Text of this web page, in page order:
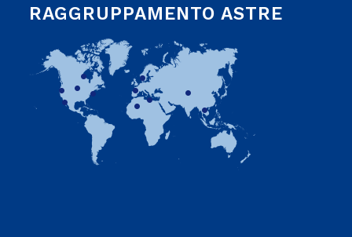
RAGGRUPPAMENTO ASTRE